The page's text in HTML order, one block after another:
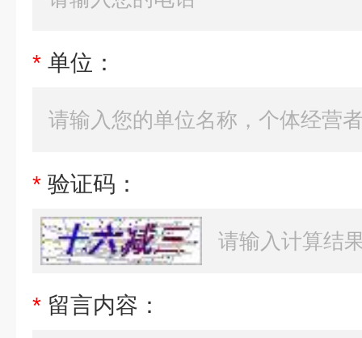
* 单位：
* 验证码：
* 留言内容：